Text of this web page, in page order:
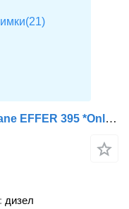
Volvo FH540 *8x4 *DUMPER + crane EFFER 395 *Only 170tkm *ROTOR
дизел